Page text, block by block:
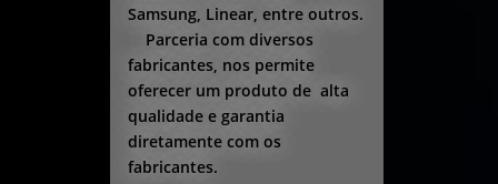
Samsung, Linear, entre outros.
Parceria com diversos
fabricantes, nos permite
oferecer um produto de alta
qualidade e garantia
diretamente com os
fabricantes.